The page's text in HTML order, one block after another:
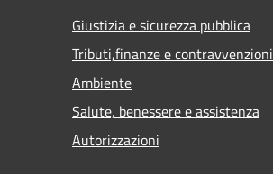
Giustizia e sicurezza pubblica
Tributi,finanze e contravvenzioni
Ambiente
Salute, benessere e assistenza
Autorizzazioni